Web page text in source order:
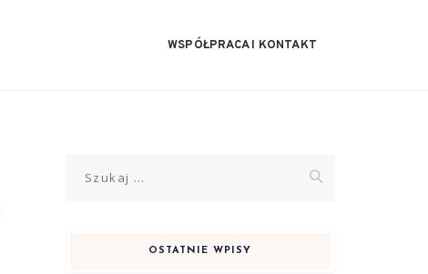
WSPÓŁPRACA I KONTAKT
OSTATNIE WPISY